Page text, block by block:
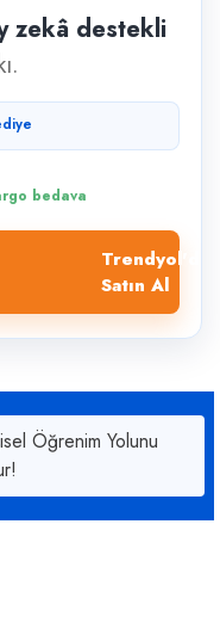
zekâ destekli
bedava
Trendyol'dan
Satın Al
Öğrenim Yolunu